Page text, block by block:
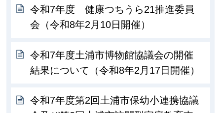
令和7年度 健康つちうら21推進委員
会（令和8年2月10日開催）
令和7年度土浦市博物館協議会の開催
結果について（令和8年2月17日開催）
令和7年度第2回土浦市保幼小連携協議